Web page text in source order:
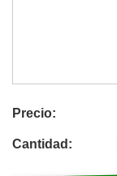
Precio:
Cantidad: